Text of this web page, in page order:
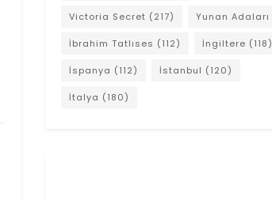
Victoria Secret (217) Yunan Adaları
İbrahim Tatlıses (112) İngiltere (118)
İspanya (112) İstanbul (120)
İtalya (180)